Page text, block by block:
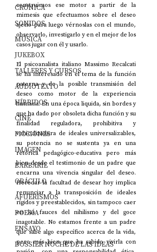
CRÓNICA
SONIDOS
MÚSICA
JUKEBOX
TALLERES Y CURSOS
AUDIOTEXTO
HÍBRIDOS
CINE
FICCIONES
IMAGEN
BARBARIE
ORÁCULO
AFUERISMOS
POESÍA
ENSAYO
DOSSIER NOCHE DE LAS IDEAS
construimos ese motor a partir de la
mimesis que efectuamos sobre el deseo
ajeno para luego vérnoslas con el mundo,
observarlo, investigarlo y en el mejor de los
casos jugar con él y usarlo.
El psicoanalista italiano Massimo Recalcati
se ha interesado en el tema de la función
paterna y de la posible transmisión del
deseo como motor de la experiencia
humana. En una época liquida, sin bordes y
que ha dado por obsoleta dicha función y su
finalidad reguladora, prohibitiva y
vehiculizadora de ideales universalizables,
su potencia no se sustenta ya en una
retórica pedagógico-educativa pero más
bien desde el testimonio de un padre que
encarna una vivencia singular del deseo.
Heredar la facultad de desear hoy implica
renunciar a la transposición de ideales
rígidos y preestablecidos, sin tampoco caer
en las fauces del nihilismo y del goce
inagotable. No estamos frente a un padre
que sabe algo específico acerca de la vida,
pero más bien que ha sabido vivirla con